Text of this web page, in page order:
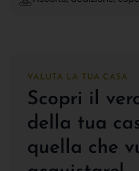
VALUTA LA TUA CASA
Scopri il
della tua
quella che